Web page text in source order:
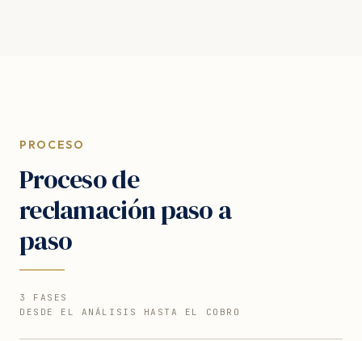
PROCESO
Proceso de
reclamación paso a
paso
3 FASES
DESDE EL ANÁLISIS HASTA EL COBRO